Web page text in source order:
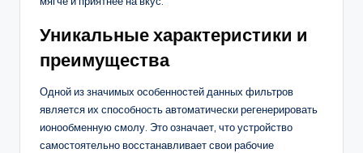
Уникальные характеристики и
преимущества
Одной из значимых особенностей данных фильтров
является их способность автоматически регенерировать
ионообменную смолу. Это означает, что устройство
самостоятельно восстанавливает свои рабочие